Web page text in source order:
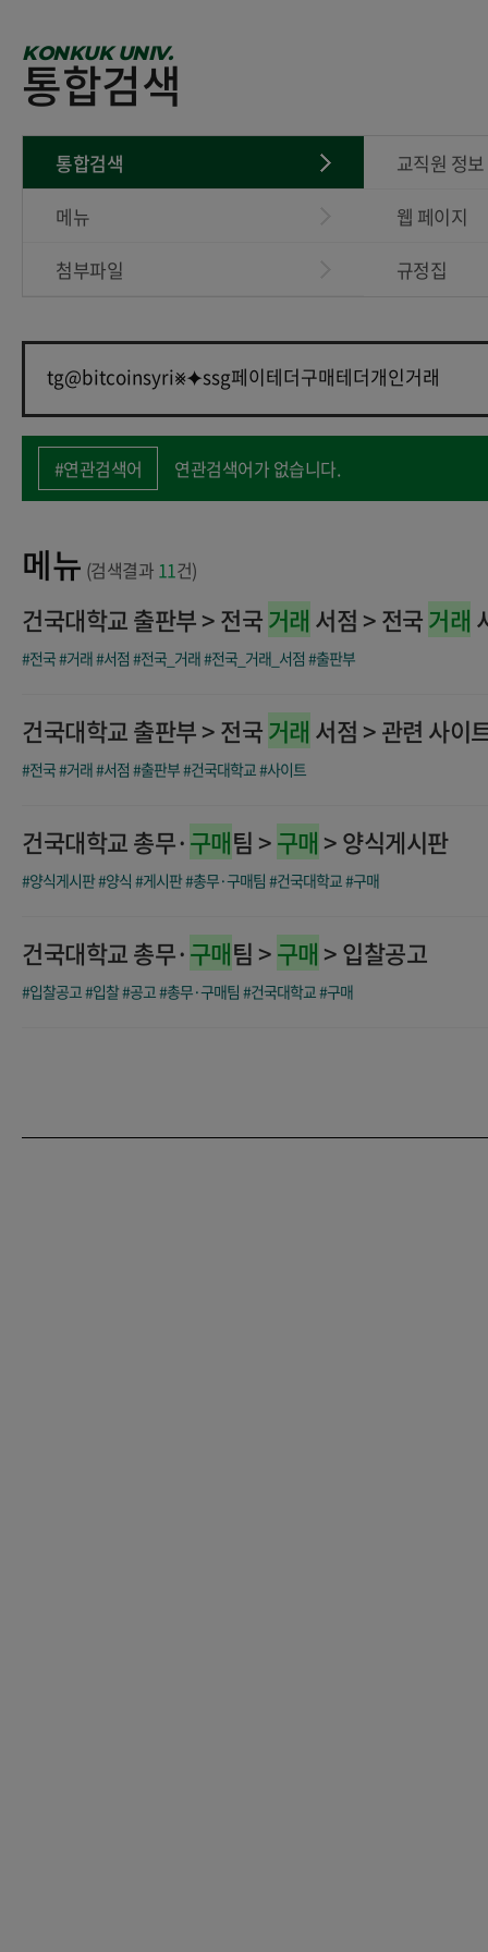
KONKUK UNIV.
통합검색
통합검색
교직원 정보
메뉴
웹 페이지
첨부파일
규정집
#연관검색어 연관검색어가 없습니다.
메뉴 (검색결과 11건)
건국대학교 출판부 > 전국거래 서점 > 전국거래
#전국#거래#서점 #전국_거래#전국_거래_서점 #출판부
건국대학교 출판부 > 전국거래 서점 > 관련 사이
#전국#거래#서점 #출판부#건국대학교#사이트
건국대학교 총무·구매팀 >구매 > 양식게시판
#양식게시판#양식 #게시판#총무·구매팀 #건국대학교#구매
건국대학교 총무·구매팀 >구매 > 입찰공고
#입찰공고#입찰#공고#총무·구매팀 #건국대학교#구매